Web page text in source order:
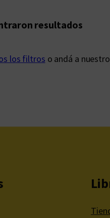
resultados
los filtros o andá a nuestro